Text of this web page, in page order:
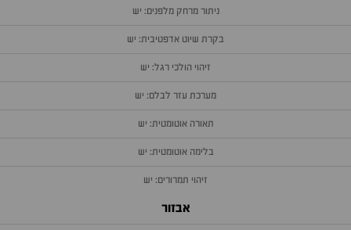
ניתור מרחק מלפנים: יש
בקרת שיוט אדפטיבית: יש
זיהוי הולכי רגל: יש
מערכת עזר לבלם: יש
תאורה אוטומטית: יש
בלימה אוטומטית: יש
זיהוי תמרורים: יש
אבזור